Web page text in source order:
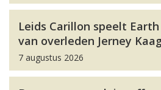
Leids Carillon speelt
van overleden Jerney
7 augustus 2026